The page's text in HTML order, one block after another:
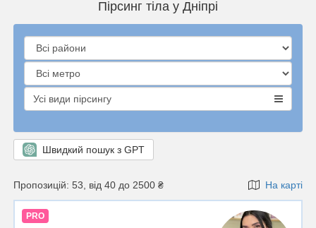
Пірсинг тіла у Дніпрі
Усі види пірсингу
Швидкий пошук з GPT
Пропозицій: 53, від 40 до 2500 ₴ На карті
PRO